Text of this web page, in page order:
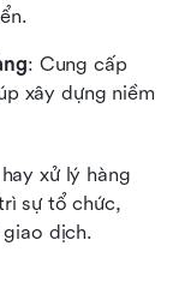
: Cung cấp
xây dựng niềm
xử lý hàng
sự tổ chức,
giao dịch.